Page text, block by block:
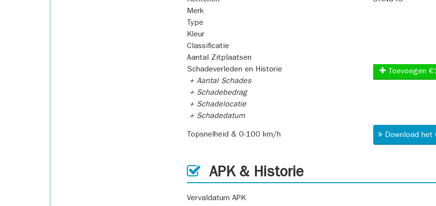
Merk
Type
Kleur
Classificatie
Aantal Zitplaatsen
Schadeverleden en Historie
+ Aantal Schades
+ Schadebedrag
+ Schadelocatie
+ Schadedatum
Toevoegen
Topsnelheid & 0-100 km/h Download
APK & Historie
Vervaldatum APK